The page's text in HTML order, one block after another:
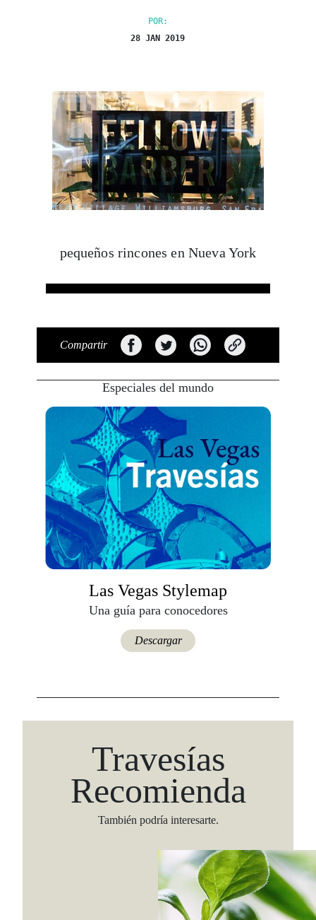
POR:
28 JAN 2019
pequeños rincones en Nueva York
Compartir
Especiales del mundo
Las Vegas Stylemap
Una guía para conocedores
Descargar
Travesías
Recomienda
También podría interesarte.
Viaja con Travesías, recibe cada semana
itinerarios, tips de insider y las guías más